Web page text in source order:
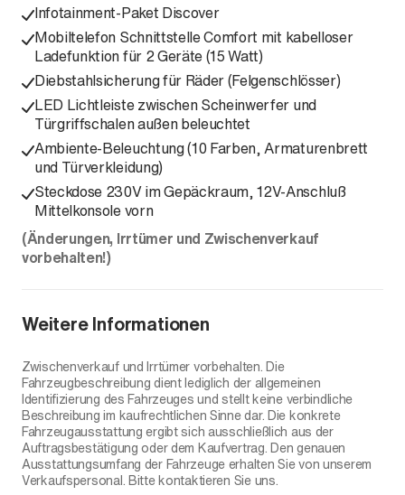
Infotainment-Paket Discover
Mobiltelefon Schnittstelle Comfort mit kabelloser
Ladefunktion für 2 Geräte (15 Watt)
Diebstahlsicherung für Räder (Felgenschlösser)
LED Lichtleiste zwischen Scheinwerfer und
Türgriffschalen außen beleuchtet
Ambiente-Beleuchtung (10 Farben, Armaturenbrett
und Türverkleidung)
Steckdose 230V im Gepäckraum, 12V-Anschluß
Mittelkonsole vorn
(Änderungen, Irrtümer und Zwischenverkauf
vorbehalten!)
Weitere Informationen
Zwischenverkauf und Irrtümer vorbehalten. Die
Fahrzeugbeschreibung dient lediglich der allgemeinen
Identifizierung des Fahrzeuges und stellt keine verbindliche
Beschreibung im kaufrechtlichen Sinne dar. Die konkrete
Fahrzeugausstattung ergibt sich ausschließlich aus der
Auftragsbestätigung oder dem Kaufvertrag. Den genauen
Ausstattungsumfang der Fahrzeuge erhalten Sie von unserem
Verkaufspersonal. Bitte kontaktieren Sie uns.